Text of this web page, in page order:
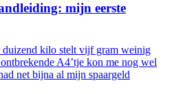
mijn eerste
duizend kilo stelt vijf gram weinig
A4’tje kon me nog wel
net bijna al mijn spaargeld